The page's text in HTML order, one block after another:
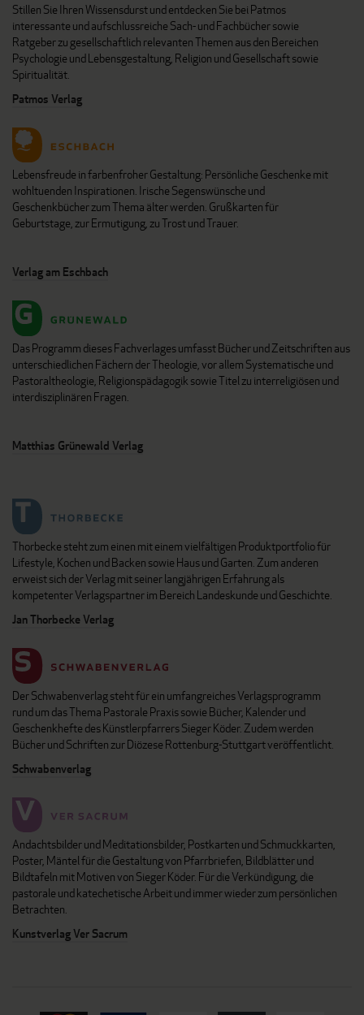
Stillen Sie Ihren Wissensdurst und entdecken Sie bei Patmos
interessante und aufschlussreiche Sach- und Fachbücher sowie
Ratgeber zu gesellschaftlich relevanten Themen aus den Bereichen
Psychologie und Lebensgestaltung, Religion und Gesellschaft sowie
Spiritualität.
Patmos Verlag
Lebensfreude in farbenfroher Gestaltung: Persönliche Geschenke mit
wohltuenden Inspirationen. Irische Segenswünsche und
Geschenkbücher zum Thema älter werden. Grußkarten für
Geburtstage, zur Ermutigung, zu Trost und Trauer.
Verlag am Eschbach
Das Programm dieses Fachverlages umfasst Bücher und Zeitschriften aus
unterschiedlichen Fächern der Theologie, vor allem Systematische und
Pastoraltheologie, Religionspädagogik sowie Titel zu interreligiösen und
interdisziplinären Fragen.
Matthias Grünewald Verlag
Thorbecke steht zum einen mit einem vielfältigen Produktportfolio für
Lifestyle, Kochen und Backen sowie Haus und Garten. Zum anderen
erweist sich der Verlag mit seiner langjährigen Erfahrung als
kompetenter Verlagspartner im Bereich Landeskunde und Geschichte.
Jan Thorbecke Verlag
Der Schwabenverlag steht für ein umfangreiches Verlagsprogramm
rund um das Thema Pastorale Praxis sowie Bücher, Kalender und
Geschenkhefte des Künstlerpfarrers Sieger Köder. Zudem werden
Bücher und Schriften zur Diözese Rottenburg-Stuttgart veröffentlicht.
Schwabenverlag
Andachtsbilder und Meditationsbilder, Postkarten und Schmuckkarten,
Poster, Mäntel für die Gestaltung von Pfarrbriefen, Bildblätter und
Bildtafeln mit Motiven von Sieger Köder. Für die Verkündigung, die
pastorale und katechetische Arbeit und immer wieder zum persönlichen
Betrachten.
Kunstverlag Ver Sacrum